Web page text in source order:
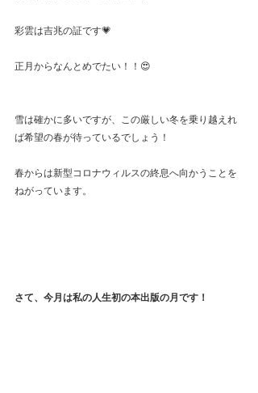
彩雲は吉兆の証です💗
正月からなんとめでたい！！😍
雪は確かに多いですが、この厳しい冬を乗り越えれ
ば希望の春が待っているでしょう！
春からは新型コロナウィルスの終息へ向かうことを
ねがっています。
さて、今月は私の人生初の本出版の月です！